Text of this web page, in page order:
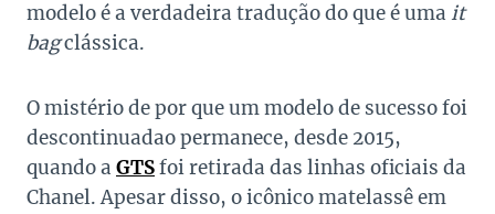
modelo é a verdadeira tradução do que é uma it
bagclássica.
O mistério de por que um modelo de sucesso foi
descontinuadao permanece, desde 2015,
quando a GTSfoi retirada das linhas oficiais da
Chanel. Apesar disso, o icônico matelassê em